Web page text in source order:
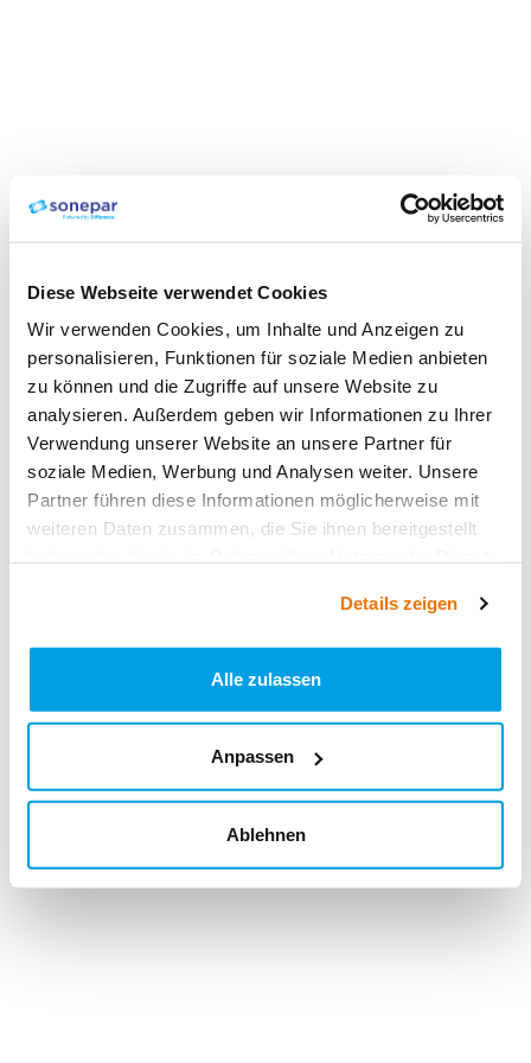
Diese Webseite verwendet Cookies
Wir verwenden Cookies, um Inhalte und Anzeigen zu
personalisieren, Funktionen für soziale Medien anbieten
zu können und die Zugriffe auf unsere Website zu
analysieren. Außerdem geben wir Informationen zu Ihrer
Verwendung unserer Website an unsere Partner für
soziale Medien, Werbung und Analysen weiter. Unsere
Partner führen diese Informationen möglicherweise mit
weiteren Daten zusammen, die Sie ihnen bereitgestellt
Details zeigen
Alle zulassen
Anpassen
Ablehnen